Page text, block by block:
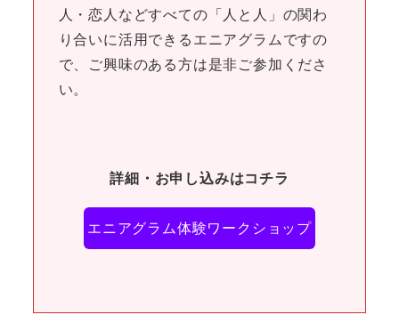
人・恋人などすべての「人と人」の関わ
り合いに活用できるエニアグラムですの
で、ご興味のある方は是非ご参加くださ
い。
詳細・お申し込みはコチラ
エニアグラム体験ワークショップ